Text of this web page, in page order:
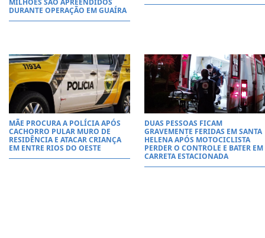
MILHÕES SÃO APREENDIDOS
DURANTE OPERAÇÃO EM GUAÍRA
MÃE PROCURA A POLÍCIA APÓS
CACHORRO PULAR MURO DE
RESIDÊNCIA E ATACAR CRIANÇA
EM ENTRE RIOS DO OESTE
DUAS PESSOAS FICAM
GRAVEMENTE FERIDAS EM SANTA
HELENA APÓS MOTOCICLISTA
PERDER O CONTROLE E BATER EM
CARRETA ESTACIONADA